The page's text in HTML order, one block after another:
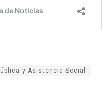
y Asistencia Social